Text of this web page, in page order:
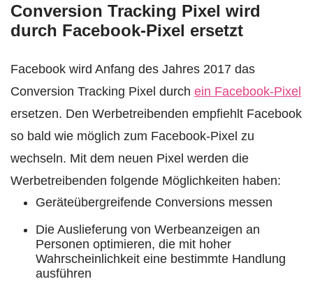
Conversion Tracking Pixel wird
durch Facebook-Pixel ersetzt
Facebook wird Anfang des Jahres 2017 das
Conversion Tracking Pixel durch ein Facebook-Pixel
ersetzen. Den Werbetreibenden empfiehlt Facebook
so bald wie möglich zum Facebook-Pixel zu
wechseln. Mit dem neuen Pixel werden die
Werbetreibenden folgende Möglichkeiten haben:
Geräteübergreifende Conversions messen
Die Auslieferung von Werbeanzeigen an
Personen optimieren, die mit hoher
Wahrscheinlichkeit eine bestimmte Handlung
ausführen